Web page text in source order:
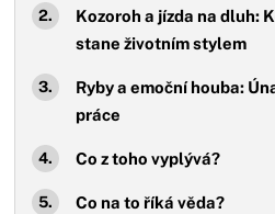
Kozoroh a jízda na dluh:
stane životním stylem
Ryby a emoční houba:
práce
Co z toho vyplývá?
Co na to říká věda?